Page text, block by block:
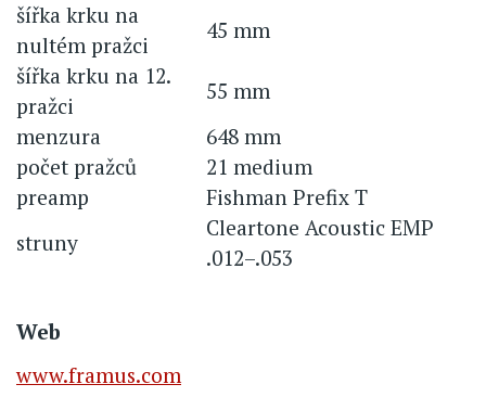
šířka krku na
nultém pražci
45 mm
šířka krku na 12.
pražci
55 mm
menzura
648 mm
počet pražců
21 medium
preamp
Fishman Prefix T
struny
Cleartone Acoustic EMP
.012–.053
Web
www.framus.com